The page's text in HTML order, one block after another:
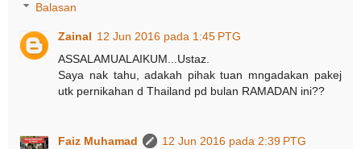
Balasan
Zainal 12 Jun 2016 pada 1:45 PTG
ASSALAMUALAIKUM...Ustaz.
Saya nak tahu, adakah pihak tuan mngadakan pakej
utk pernikahan d Thailand pd bulan RAMADAN ini??
Faiz Muhamad
12 Jun 2016 pada 2:39 PTG